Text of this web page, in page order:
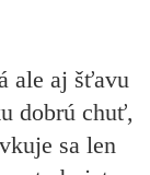
ale aj šťavu
dobrú chuť,
sa len